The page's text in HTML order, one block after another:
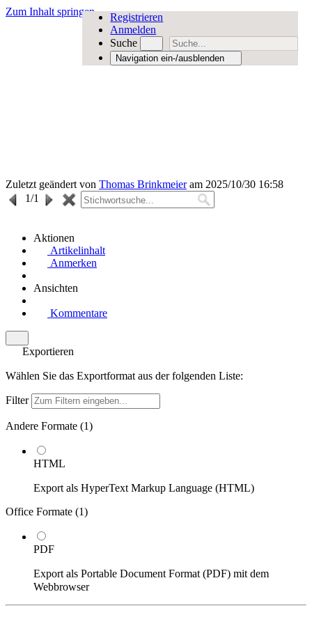
Zum Inhalt springen
Registrieren
Anmelden
Suche
Navigation ein-/ausblenden
Zuletzt geändert von Thomas Brinkmeieram 2025/10/30 16:58
1/1
Aktionen
Artikelinhalt
Anmerken
Ansichten
Kommentare
Exportieren
Wählen Sie das Exportformat aus der folgenden Liste:
Filter
Andere Formate (1)
HTML
Export als HyperText Markup Language (HTML)
Office Formate (1)
PDF
Export als Portable Document Format (PDF) mit dem
Webbrowser